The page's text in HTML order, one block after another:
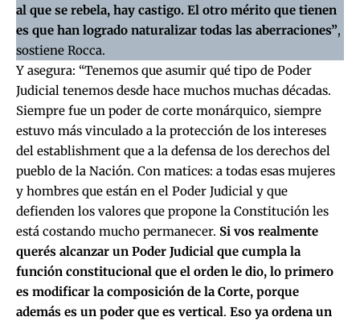
al que se rebela, hay castigo. El otro mérito que tienen
es que han logrado naturalizar todas las aberraciones”,
sostiene Rocca.
Y asegura: “Tenemos que asumir qué tipo de Poder
Judicial tenemos desde hace muchos muchas décadas.
Siempre fue un poder de corte monárquico, siempre
estuvo más vinculado a la protección de los intereses
del establishment que a la defensa de los derechos del
pueblo de la Nación. Con matices: a todas esas mujeres
y hombres que están en el Poder Judicial y que
defienden los valores que propone la Constitución les
está costando mucho permanecer. Si vos realmente
querés alcanzar un Poder Judicial que cumpla la
función constitucional que el orden le dio, lo primero
es modificar la composición de la Corte, porque
además es un poder que es vertical. Eso ya ordena un